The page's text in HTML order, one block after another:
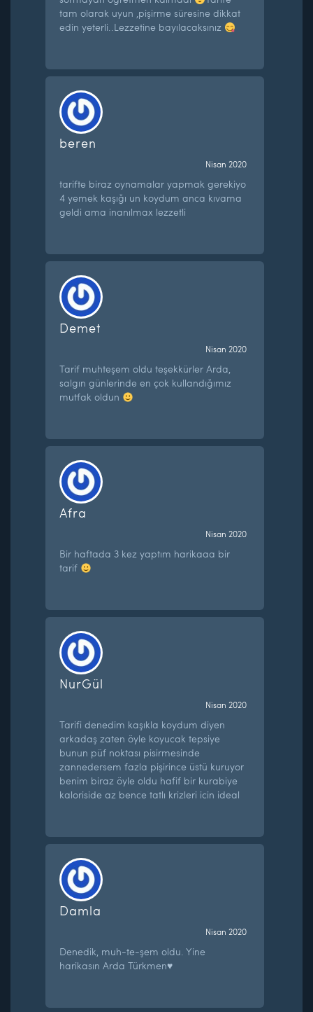
tam olarak uyun ,pişirme süresine dikkat
edin yeterli..Lezzetine bayılacaksınız
beren
Nisan 2020
tarifte biraz oynamalar yapmak gerekiyo
4 yemek kaşığı un koydum anca kıvama
geldi ama inanılmax lezzetli
Demet
Nisan 2020
Tarif muhteşem oldu teşekkürler Arda,
salgın günlerinde en çok kullandığımız
mutfak oldun
Afra
Nisan 2020
Bir haftada 3 kez yaptım harikaaa bir
tarif
NurGül
Nisan 2020
Tarifi denedim kaşıkla koydum diyen
arkadaş zaten öyle koyucak tepsiye
bunun püf noktası pisirmesinde
zannedersem fazla pişirince üstü kuruyor
benim biraz öyle oldu hafif bir kurabiye
kaloriside az bence tatlı krizleri icin ideal
Damla
Nisan 2020
Denedik, muh-te-şem oldu. Yine
harikasın Arda Türkmen♥️